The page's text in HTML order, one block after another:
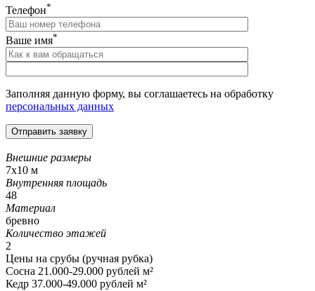
Телефон*
Ваше имя*
Заполняя данную форму, вы соглашаетесь на обработку
персональных данных
Внешние размеры
7х10 м
Внутренняя площадь
48
Материал
бревно
Количество этажей
2
Цены на срубы (ручная рубка)
Сосна 21.000-29.000 рублей м²
Кедр 37.000-49.000 рублей м²